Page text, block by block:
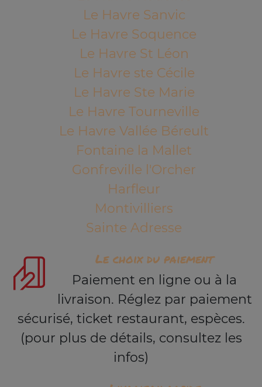
Le Havre Sanvic
Le Havre Soquence
Le Havre St Léon
Le Havre ste Cécile
Le Havre Ste Marie
Le Havre Tourneville
Le Havre Vallée Béreult
Fontaine la Mallet
Gonfreville l'Orcher
Harfleur
Montivilliers
Sainte Adresse
Le choix du paiement
Paiement en ligne ou à la
livraison. Réglez par paiement
sécurisé, ticket restaurant, espèces.
(pour plus de détails, consultez les
infos)